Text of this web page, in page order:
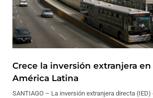
Crece la inversión extranjera
América Latina
SANTIAGO – La inversión extranjera directa